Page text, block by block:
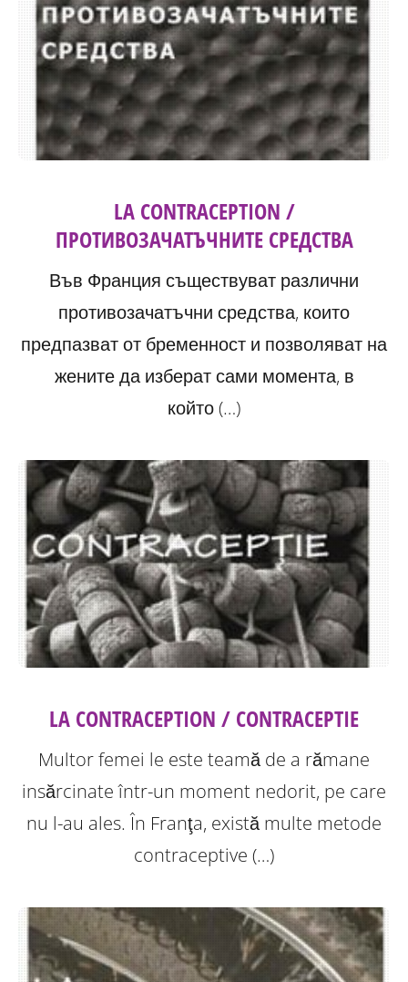
LA CONTRACEPTION /
ПРОТИВОЗАЧАТЪЧНИТЕ СРЕДСТВА
Във Франция съществуват различни
противозачатъчни средства, които
предпазват от бременност и позволяват на
жените да изберат сами момента, в
който (…)
LA CONTRACEPTION / CONTRACEPTIE
Multor femei le este teamă de a rămane
insărcinate într-un moment nedorit, pe care
nu l-au ales. În Franţa, există multe metode
contraceptive (…)